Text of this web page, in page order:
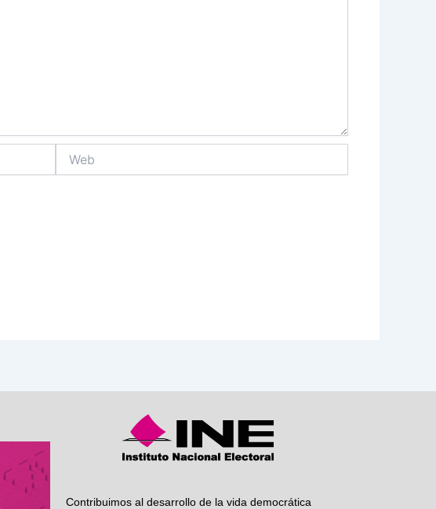
Contribuimos al desarrollo de la vida democrática